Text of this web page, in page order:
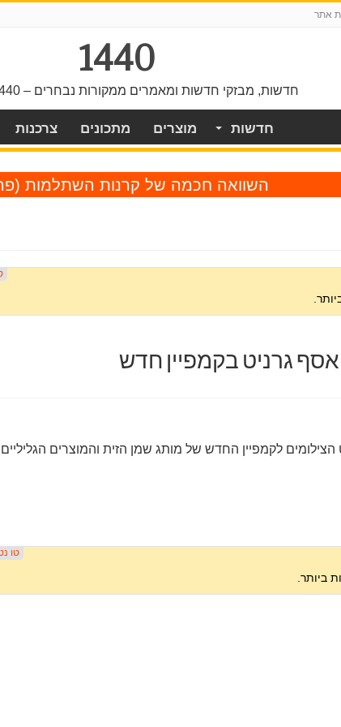
אתר
1440
חדשות, מבזקי חדשות ומאמרים ממקורות נבחרים – 1440 ד' ביממה.
חדשות מוצרים מתכונים צרכנות
השוואה חכמה של קרנות השתלמות
גרניט בקמפיין חדש
לקמפיין החדש של מותג שמן הזית והמוצרים הגליליים